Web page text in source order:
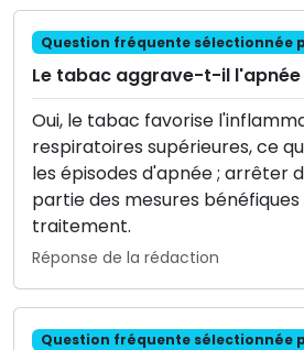
Question fréquente sélectionnée
Le tabac aggrave-t-il l'apnée
Oui, le tabac favorise
respiratoires supérieures, ce
les épisodes d'apnée ; arrêter
partie des mesures bénéfiques
traitement.
Réponse de la rédaction
Question fréquente sélectionnée